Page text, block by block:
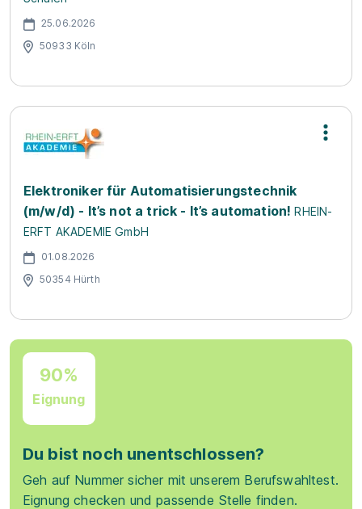
25.06.2026
50933 Köln
Elektroniker für Automatisierungstechnik
(m/w/d) - It’s not a trick - It’s automation! RHEIN-
ERFT AKADEMIE GmbH
01.08.2026
50354 Hürth
90%
Eignung
Du bist noch unentschlossen?
Geh auf Nummer sicher mit unserem Berufswahltest.
Eignung checken und passende Stelle finden.